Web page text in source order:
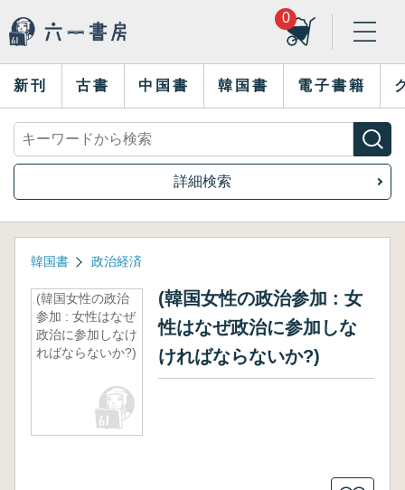
0
新刊 古書 中国書 韓国書 電子書籍
詳細検索
韓国書 政治経済
(韓国女性の政治
参加 : 女性はなぜ
政治に参加しなけ
ればならないか?)
(韓国女性の政治参加 : 女
性はなぜ政治に参加しな
ければならないか?)